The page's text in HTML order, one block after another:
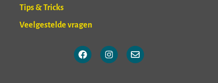
Tips & Tricks
Veelgestelde vragen